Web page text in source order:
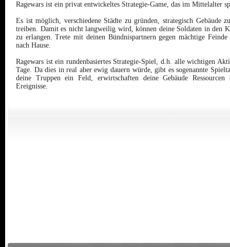
Ragewars ist ein privat entwickeltes Strategie-Game, das im Mittelalter
Es ist möglich, verschiedene Städte zu gründen, strategisch Gebäude
treiben. Damit es nicht langweilig wird, können deine Soldaten in den
zu erlangen. Trete mit deinen Bündnispartnern gegen mächtige
nach Hause.
Ragewars ist ein rundenbasiertes Strategie-Spiel, d.h. alle wichtigen
Tage. Da dies in real aber ewig dauern würde, gibt es sogenannte
deine Truppen ein Feld, erwirtschaften deine Gebäude Ressourcen
Ereignisse.